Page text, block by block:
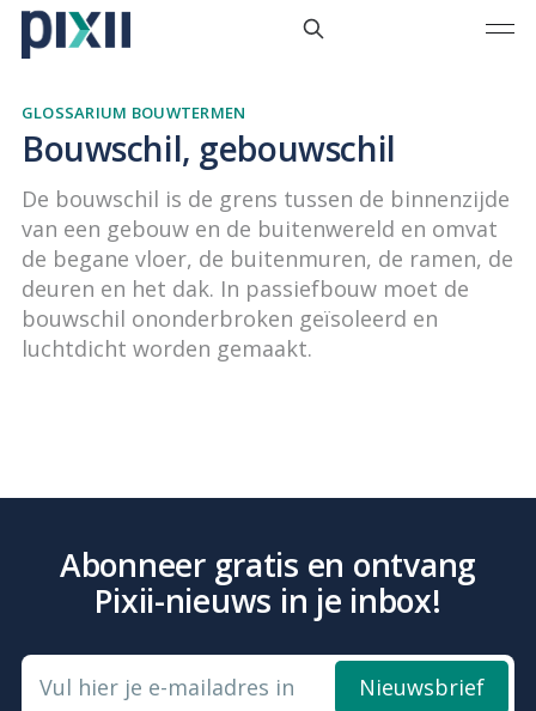
GLOSSARIUM BOUWTERMEN
Bouwschil, gebouwschil
De bouwschil is de grens tussen de binnenzijde
van een gebouw en de buitenwereld en omvat
de begane vloer, de buitenmuren, de ramen, de
deuren en het dak. In passiefbouw moet de
bouwschil ononderbroken geïsoleerd en
luchtdicht worden gemaakt.
Abonneer gratis en ontvang
Pixii-nieuws in je inbox!
Vul hier je e-mailadres in Nieuwsbrief